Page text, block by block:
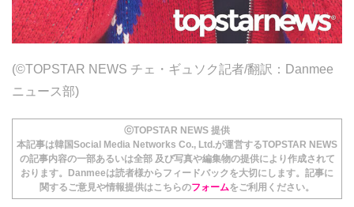
(©TOPSTAR NEWS チェ・ギュソク記者/翻訳：Danmee
ニュース部)
ⓒTOPSTAR NEWS 提供
本記事は韓国Social Media Networks Co., Ltd.が運営するTOPSTAR NEWS
の記事内容の一部あるいは全部 及び写真や編集物の提供により作成されて
おります。Danmeeは読者様からフィードバックを大切にします。記事に
関するご意見や情報提供はこちらのフォームをご利用ください。